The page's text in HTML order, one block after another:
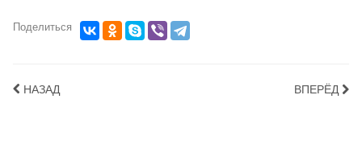
Поделиться
НАЗАД ВПЕРЁД